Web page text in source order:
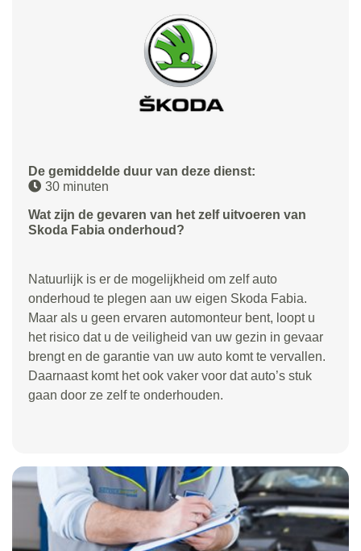
De gemiddelde duur van deze dienst:
30 minuten
Wat zijn de gevaren van het zelf uitvoeren van
Skoda Fabia onderhoud?
Natuurlijk is er de mogelijkheid om zelf auto
onderhoud te plegen aan uw eigen Skoda Fabia.
Maar als u geen ervaren automonteur bent, loopt u
het risico dat u de veiligheid van uw gezin in gevaar
brengt en de garantie van uw auto komt te vervallen.
Daarnaast komt het ook vaker voor dat auto’s stuk
gaan door ze zelf te onderhouden.